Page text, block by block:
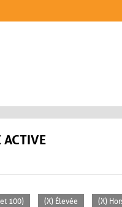
ACTIVE
100) (X) Élevée (X)